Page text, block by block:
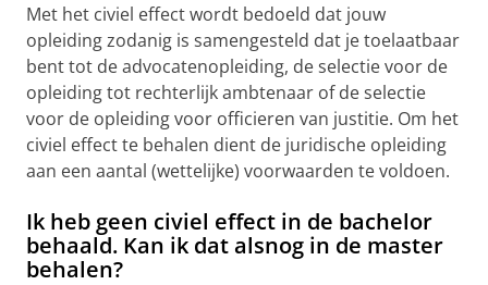
Met het civiel effect wordt bedoeld dat jouw
opleiding zodanig is samengesteld dat je toelaatbaar
bent tot de advocatenopleiding, de selectie voor de
opleiding tot rechterlijk ambtenaar of de selectie
voor de opleiding voor officieren van justitie. Om het
civiel effect te behalen dient de juridische opleiding
aan een aantal (wettelijke) voorwaarden te voldoen.
Ik heb geen civiel effect in de bachelor
behaald. Kan ik dat alsnog in de master
behalen?